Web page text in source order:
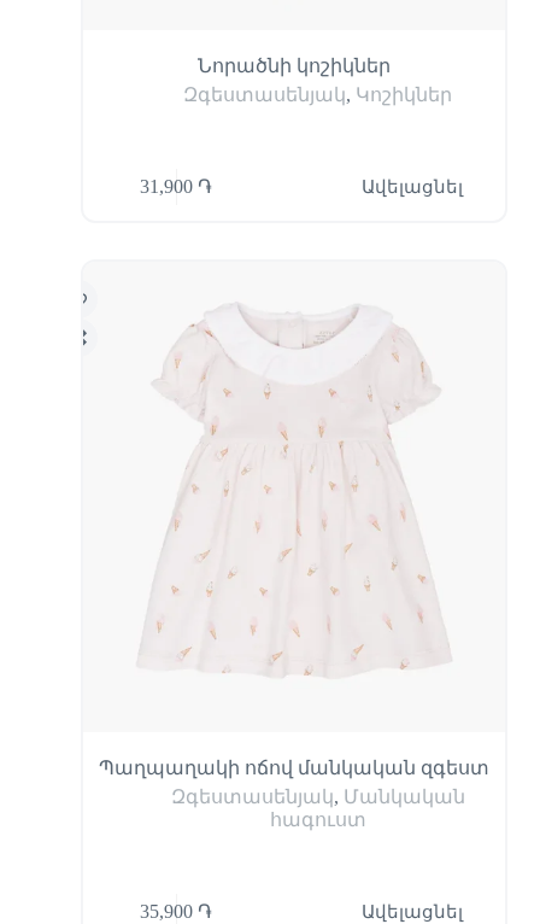
Նորածնի կոշիկներ
Զգեստասենյակ, Կոշիկներ
31,900 ֏ Ավելացնել
Պաղպաղակի ոճով մանկական զգեստ
Զգեստասենյակ, Մանկական
հագուստ
35,900 ֏ Ավելացնել